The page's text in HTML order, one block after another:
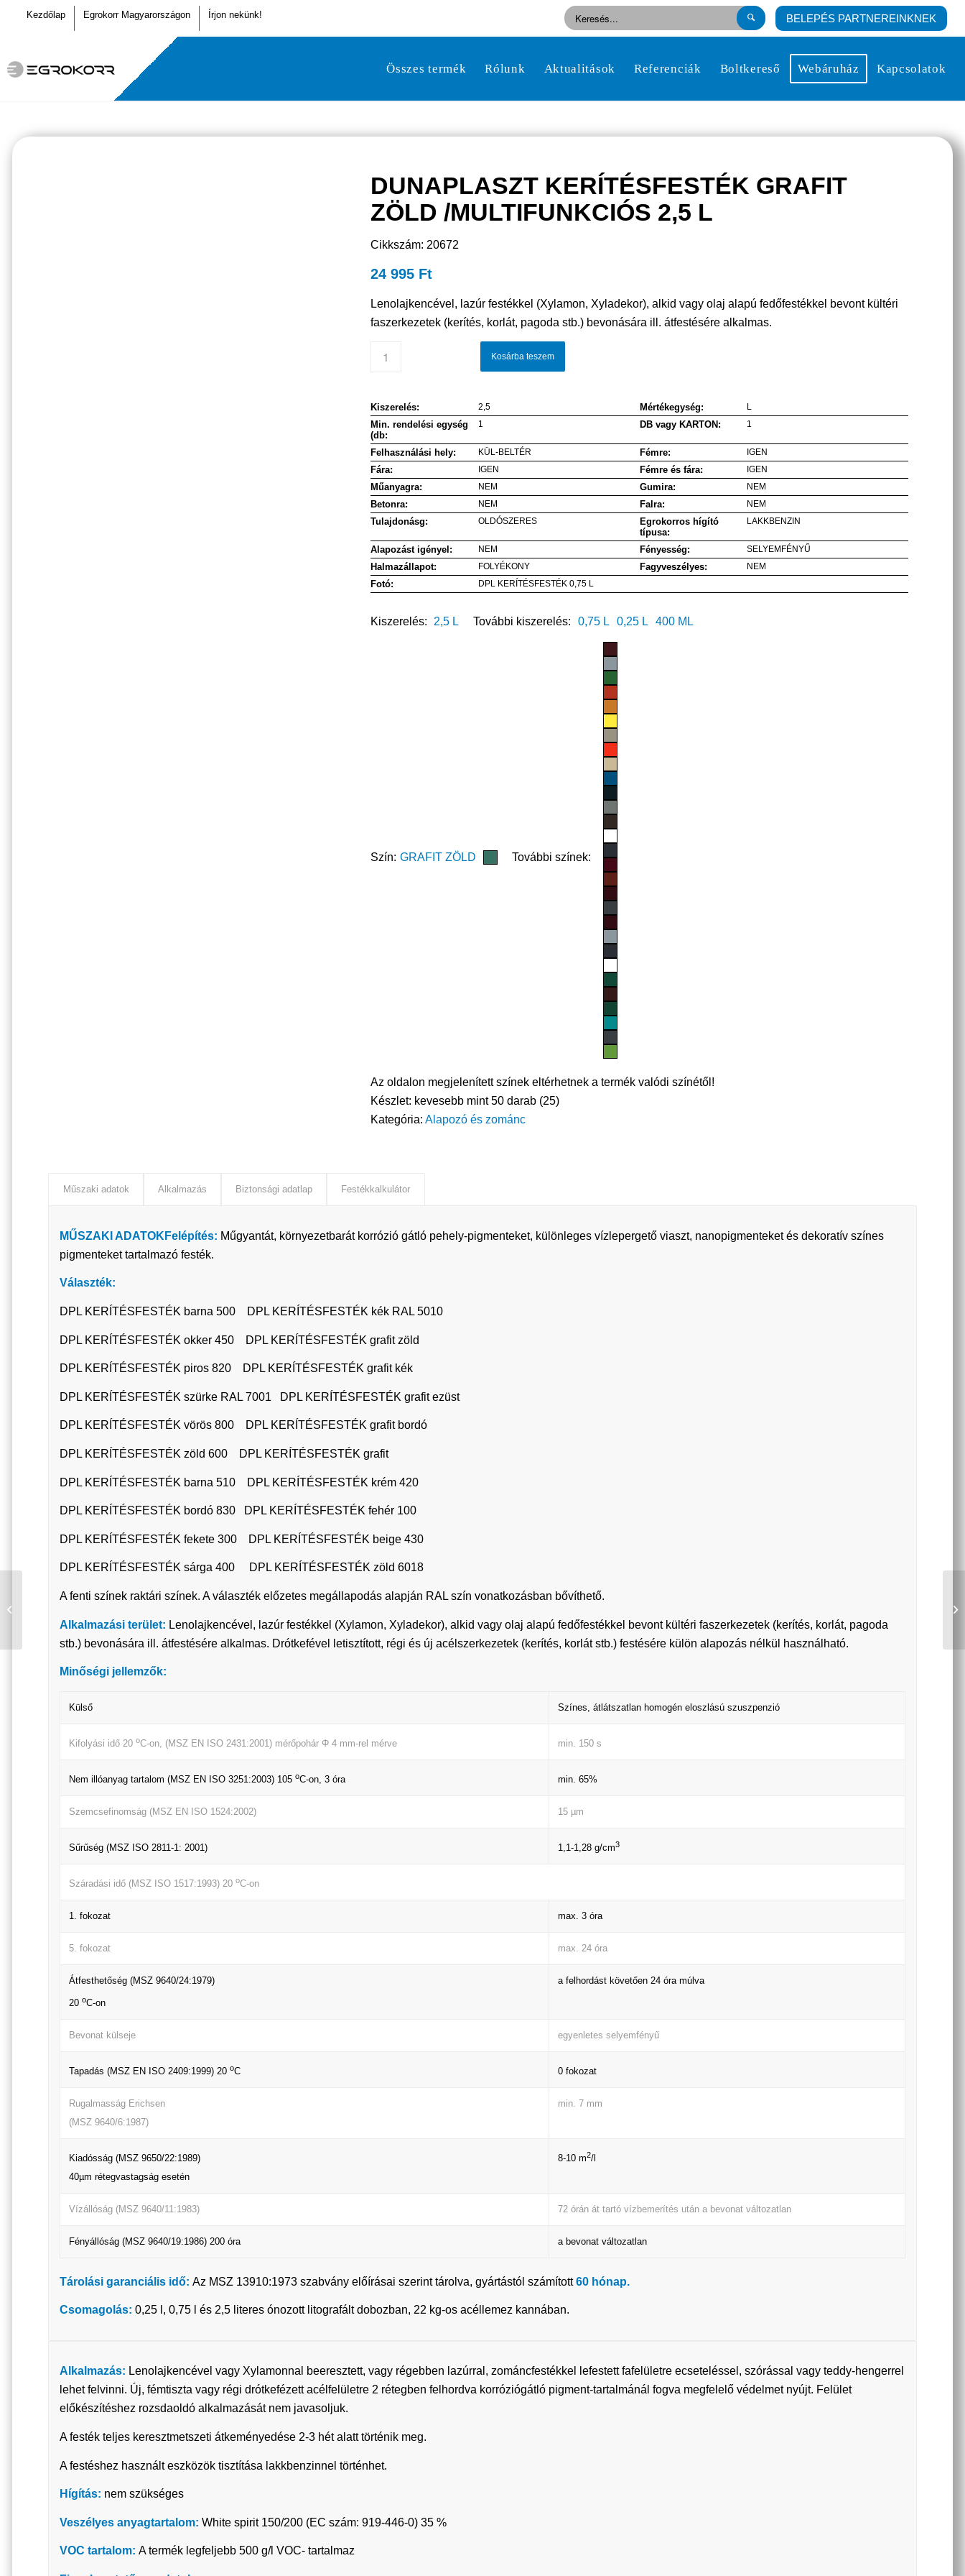
Kezdőlap Egrokorr Magyarországon Írjon nekünk! BELEPÉS PARTNEREINKNEK
Összes termék Rólunk Aktualitások Referenciák Boltkereső Webáruház Kapcsolatok
DUNAPLASZT KERÍTÉSFESTÉK GRAFIT
ZÖLD /MULTIFUNKCIÓS 2,5 L
Cikkszám: 20672
24 995 Ft
Lenolajkencével, lazúr festékkel (Xylamon, Xyladekor), alkid vagy olaj alapú fedőfestékkel bevont kültéri
faszerkezetek (kerítés, korlát, pagoda stb.) bevonására ill. átfestésére alkalmas.
Kosárba teszem
Kiszerelés: 2,5 Mértékegység: L
Min. rendelési egység
(db:
1 DB vagy KARTON: 1
Felhasználási hely: KÜL-BELTÉR Fémre: IGEN
Fára: IGEN Fémre és fára: IGEN
Műanyagra: NEM Gumira: NEM
Betonra: NEM Falra: NEM
Tulajdonásg: OLDÓSZERES
Egrokorros hígító
típusa:
LAKKBENZIN
Alapozást igényel: NEM Fényesség: SELYEMFÉNYŰ
Halmazállapot: FOLYÉKONY Fagyveszélyes: NEM
Fotó: DPL KERÍTÉSFESTÉK 0,75 L
Kiszerelés: 2,5 L További kiszerelés: 0,75 L 0,25 L 400 ML
Szín: GRAFIT ZÖLD További színek:
Az oldalon megjelenített színek eltérhetnek a termék valódi színétől!
Készlet: kevesebb mint 50 darab (25)
Kategória:Alapozó és zománc
Műszaki adatok Alkalmazás Biztonsági adatlap Festékkalkulátor
MŰSZAKI ADATOK Felépítés: Műgyantát, környezetbarát korrózió gátló pehely-pigmenteket, különleges vízlepergető viaszt, nanopigmenteket és dekoratív színes
pigmenteket tartalmazó festék.
Választék:
DPL KERÍTÉSFESTÉK barna 500 DPL KERÍTÉSFESTÉK kék RAL 5010
DPL KERÍTÉSFESTÉK okker 450 DPL KERÍTÉSFESTÉK grafit zöld
DPL KERÍTÉSFESTÉK piros 820 DPL KERÍTÉSFESTÉK grafit kék
DPL KERÍTÉSFESTÉK szürke RAL 7001 DPL KERÍTÉSFESTÉK grafit ezüst
DPL KERÍTÉSFESTÉK vörös 800 DPL KERÍTÉSFESTÉK grafit bordó
DPL KERÍTÉSFESTÉK zöld 600 DPL KERÍTÉSFESTÉK grafit
DPL KERÍTÉSFESTÉK barna 510 DPL KERÍTÉSFESTÉK krém 420
DPL KERÍTÉSFESTÉK bordó 830 DPL KERÍTÉSFESTÉK fehér 100
DPL KERÍTÉSFESTÉK fekete 300 DPL KERÍTÉSFESTÉK beige 430
DPL KERÍTÉSFESTÉK sárga 400 DPL KERÍTÉSFESTÉK zöld 6018
A fenti színek raktári színek. A választék előzetes megállapodás alapján RAL szín vonatkozásban bővíthető.
Alkalmazási terület: Lenolajkencével, lazúr festékkel (Xylamon, Xyladekor), alkid vagy olaj alapú fedőfestékkel bevont kültéri faszerkezetek (kerítés, korlát, pagoda
stb.) bevonására ill. átfestésére alkalmas. Drótkefével letisztított, régi és új acélszerkezetek (kerítés, korlát stb.) festésére külön alapozás nélkül használható.
Minőségi jellemzők:
Külső Színes, átlátszatlan homogén eloszlású szuszpenzió
Kifolyási idő 20 oC-on, (MSZ EN ISO 2431:2001) mérőpohár Φ 4 mm-rel mérve min. 150 s
Nem illóanyag tartalom (MSZ EN ISO 3251:2003) 105 oC-on, 3 óra min. 65%
Szemcsefinomság (MSZ EN ISO 1524:2002) 15 µm
Sűrűség (MSZ ISO 2811-1: 2001) 1,1-1,28 g/cm3
Száradási idő (MSZ ISO 1517:1993) 20 oC-on
1. fokozat max. 3 óra
5. fokozat max. 24 óra
Átfesthetőség (MSZ 9640/24:1979)
20 oC-on
a felhordást követően 24 óra múlva
Bevonat külseje egyenletes selyemfényű
Tapadás (MSZ EN ISO 2409:1999) 20 oC 0 fokozat
Rugalmasság Erichsen
(MSZ 9640/6:1987)
min. 7 mm
Kiadósság (MSZ 9650/22:1989)
40µm rétegvastagság esetén
8-10 m2/l
Vízállóság (MSZ 9640/11:1983) 72 órán át tartó vízbemerítés után a bevonat változatlan
Fényállóság (MSZ 9640/19:1986) 200 óra a bevonat változatlan
Tárolási garanciális idő: Az MSZ 13910:1973 szabvány előírásai szerint tárolva, gyártástól számított60 hónap.
Csomagolás: 0,25 l, 0,75 l és 2,5 literes ónozott litografált dobozban, 22 kg-os acéllemez kannában.
Alkalmazás: Lenolajkencével vagy Xylamonnal beeresztett, vagy régebben lazúrral, zománcfestékkel lefestett fafelületre ecseteléssel, szórással vagy teddy-hengerrel
lehet felvinni. Új, fémtiszta vagy régi drótkefézett acélfelületre 2 rétegben felhordva korróziógátló pigment-tartalmánál fogva megfelelő védelmet nyújt. Felület
előkészítéshez rozsdaoldó alkalmazását nem javasoljuk.
A festék teljes keresztmetszeti átkeményedése 2-3 hét alatt történik meg.
A festéshez használt eszközök tisztítása lakkbenzinnel történhet.
Hígítás: nem szükséges
Veszélyes anyagtartalom: White spirit 150/200 (EC szám: 919-446-0) 35 %
VOC tartalom: A termék legfeljebb 500 g/l VOC- tartalmaz
DUNAPLASZT
GRAFIT ZÖLD